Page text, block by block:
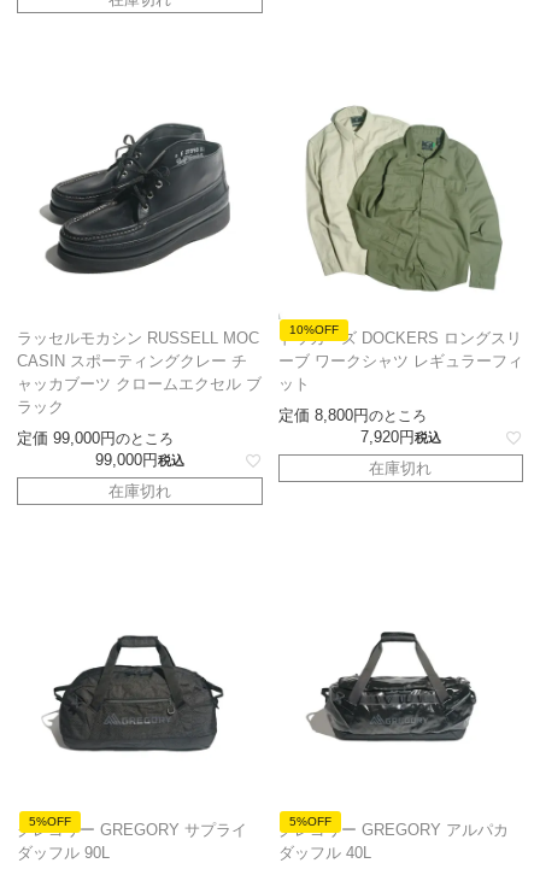
ラッセルモカシン RUSSELL MOC
CASIN スポーティングクレー チ
ャッカブーツ クロームエクセル ブ
ラック
定価 99,000 のところ
99,000 税込
在庫切れ
10%OFF
ドッカーズ DOCKERS ロングスリ
ーブ ワークシャツ レギュラーフィ
ット
定価 8,800 のところ
7,920 税込
在庫切れ
5%OFF
グレゴリー GREGORY サプライ
ダッフル 90L
5%OFF
グレゴリー GREGORY アルパカ
ダッフル 40L